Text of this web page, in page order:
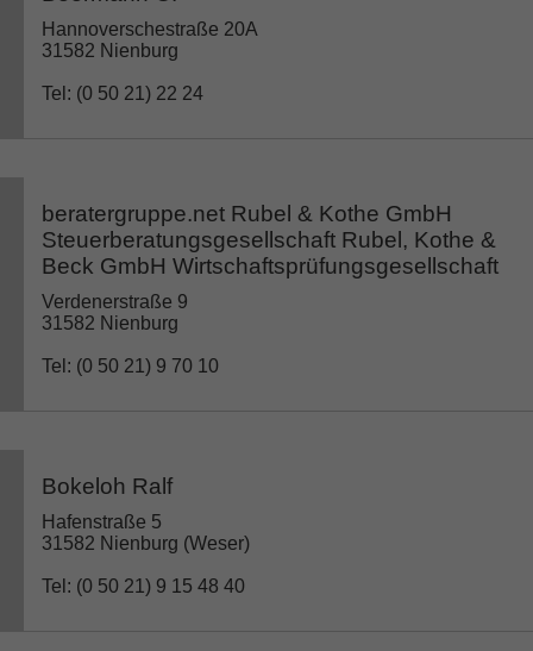
Hannoverschestraße 20A
31582 Nienburg
Tel: (0 50 21) 22 24
beratergruppe.net Rubel & Kothe GmbH
Steuerberatungsgesellschaft Rubel, Kothe &
Beck GmbH Wirtschaftsprüfungsgesellschaft
Verdenerstraße 9
31582 Nienburg
Tel: (0 50 21) 9 70 10
Bokeloh Ralf
Hafenstraße 5
31582 Nienburg (Weser)
Tel: (0 50 21) 9 15 48 40